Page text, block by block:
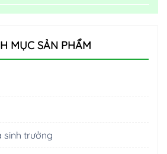
MỤC SẢN PHẨM
sinh trưởng